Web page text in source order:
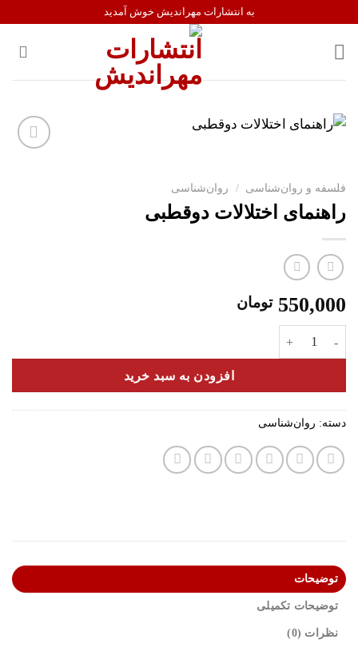
به انتشارات مهراندیش خوش آمدید
فلسفه و روان‌شناسی / روان‌شناسی
راهنمای اختلالات دوقطبی
550,000 تومان
افزودن به سبد خرید
دسته: روان‌شناسی
توضیحات
توضیحات تکمیلی
نظرات (0)